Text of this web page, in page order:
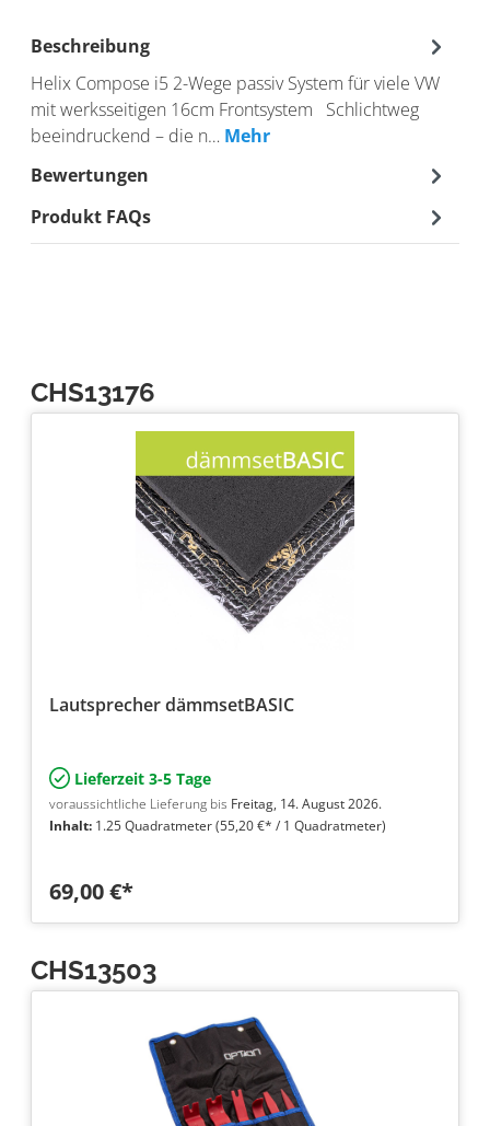
Beschreibung
Helix Compose i5 2-Wege passiv System für viele VW
mit werksseitigen 16cm Frontsystem Schlichtweg
beeindruckend – die n… Mehr
Bewertungen
Produkt FAQs
CHS13176
Lautsprecher dämmsetBASIC
Lieferzeit 3-5 Tage
voraussichtliche Lieferung bis Freitag, 14. August 2026.
Inhalt: 1.25 Quadratmeter(55,20 €* / 1 Quadratmeter)
69,00 €*
CHS13503